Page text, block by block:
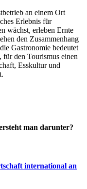
an einem Ort
Erlebnis für
wächst, erleben Ernte
den Zusammenhang
Gastronomie bedeutet
den Tourismus einen
Esskultur und
man darunter?
international an